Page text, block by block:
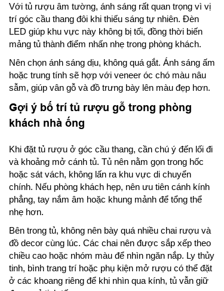
Với tủ rượu âm tường, ánh sáng rất quan trọng vì vị
trí góc cầu thang đôi khi thiếu sáng tự nhiên. Đèn
LED giúp khu vực này không bị tối, đồng thời biến
mảng tủ thành điểm nhấn nhẹ trong phòng khách.
Nên chọn ánh sáng dịu, không quá gắt. Ánh sáng ấm
hoặc trung tính sẽ hợp với veneer óc chó màu nâu
sẫm, giúp vân gỗ và đồ trưng bày lên màu đẹp hơn.
Gợi ý bố trí tủ rượu gỗ trong phòng
khách nhà ống
Khi đặt tủ rượu ở góc cầu thang, cần chú ý đến lối đi
và khoảng mở cánh tủ. Tủ nên nằm gọn trong hốc
hoặc sát vách, không lấn ra khu vực di chuyển
chính. Nếu phòng khách hẹp, nên ưu tiên cánh kính
phẳng, tay nắm âm hoặc khung mảnh để tổng thể
nhẹ hơn.
Bên trong tủ, không nên bày quá nhiều chai rượu và
đồ decor cùng lúc. Các chai nên được sắp xếp theo
chiều cao hoặc nhóm màu để nhìn ngăn nắp. Ly thủy
tinh, bình trang trí hoặc phụ kiện mở rượu có thể đặt
ở các khoang riêng để khi nhìn qua kính, tủ vẫn giữ